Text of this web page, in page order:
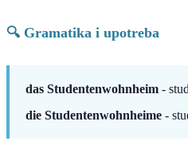
🔍 Gramatika i upotreba
das Studentenwohnheim -
die Studentenwohnheime -